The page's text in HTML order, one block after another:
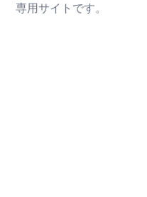
専用サイトです。